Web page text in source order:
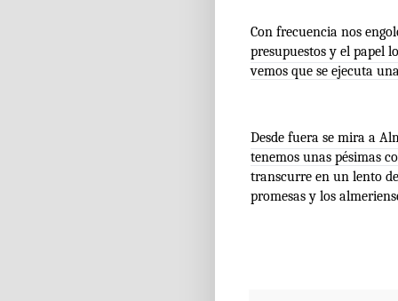
Con frecuencia nos
presupuestos y el papel
vemos que se ejecuta
Desde fuera se mira a
tenemos unas pésimas
transcurre en un lento
promesas y los